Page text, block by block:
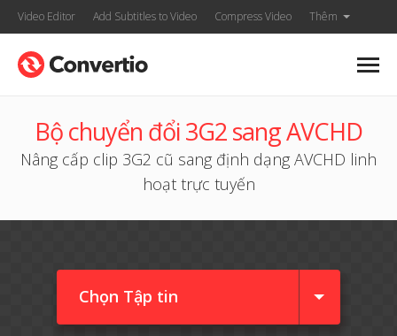
Video Editor Add Subtitles to Video Compress Video Thêm
Bộ chuyển đổi 3G2 sang AVCHD
Nâng cấp clip 3G2 cũ sang định dạng AVCHD linh
hoạt trực tuyến
Chọn Tập tin